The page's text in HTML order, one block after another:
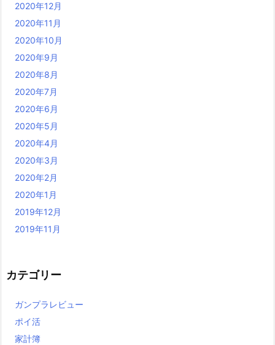
2020年12月
2020年11月
2020年10月
2020年9月
2020年8月
2020年7月
2020年6月
2020年5月
2020年4月
2020年3月
2020年2月
2020年1月
2019年12月
2019年11月
カテゴリー
ガンプラレビュー
ポイ活
家計簿